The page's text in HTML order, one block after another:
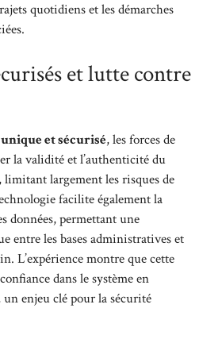
quotidiens et les démarches
et lutte contre
unique et sécurisé, les forces de
la validité et l’authenticité du
limitant largement les risques de
facilite également la
données, permettant une
entre les bases administratives et
L’expérience montre que cette
dans le système en
enjeu clé pour la sécurité